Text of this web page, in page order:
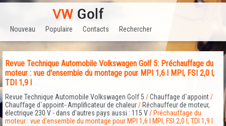
Nouveau Populaire Contacts Rechercher
Revue Technique Automobile Volkswagen Golf 5: Préchauffage du
moteur : vue d'ensemble du montage pour MPI 1,6 l MPI, FSI 2,0 l,
TDI 1,9 l
Revue Technique Automobile Volkswagen Golf 5 /Chauffage d`appoint/
Chauffage d`appoint- Amplificateur de chaleur/ Réchauffeur de moteur,
électrique 230 V - dans d'autres pays aussi : 115 V/ Préchauffage du
moteur : vue d'ensemble du montage pour MPI 1,6 l MPI, FSI 2,0 l, TDI 1,9 l